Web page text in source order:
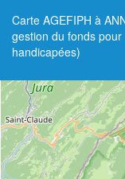
Carte AGEFIPH à
gestion du fonds
handicapées)
+
−